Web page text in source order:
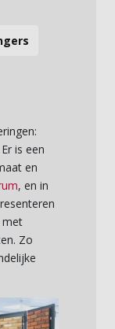
is een
en
, en in
met
Zo